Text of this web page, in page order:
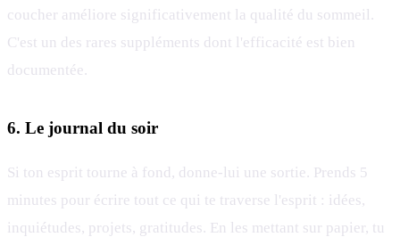
coucher améliore significativement la qualité du sommeil.
C'est un des rares suppléments dont l'efficacité est bien
documentée.
6. Le journal du soir
Si ton esprit tourne à fond, donne-lui une sortie. Prends 5
minutes pour écrire tout ce qui te traverse l'esprit : idées,
inquiétudes, projets, gratitudes. En les mettant sur papier, tu